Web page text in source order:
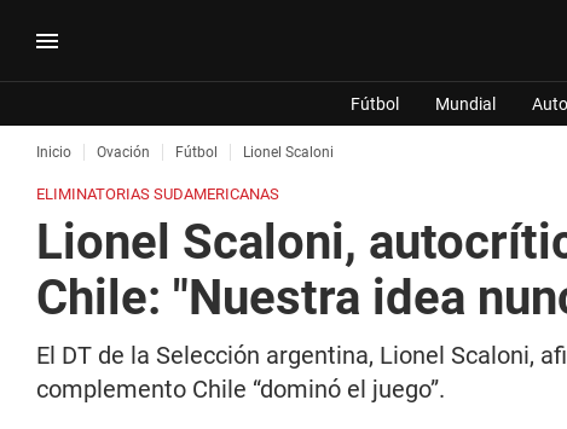
Fútbol Mundial
Inicio Ovación Fútbol Lionel Scaloni
ELIMINATORIAS SUDAMERICANAS
Lionel Scaloni,
Chile: "Nuestra idea
El DT de la Selección argentina, Lionel Scaloni,
complemento Chile “dominó el juego”.